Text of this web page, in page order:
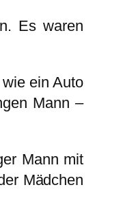
Es waren
ein Auto
Mann –
Mann mit
Mädchen